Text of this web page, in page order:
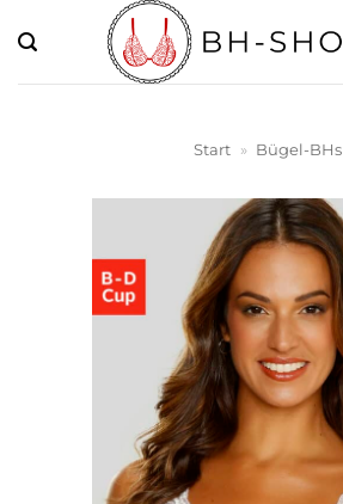
Inhalt
springen
Start » Bügel-BHs